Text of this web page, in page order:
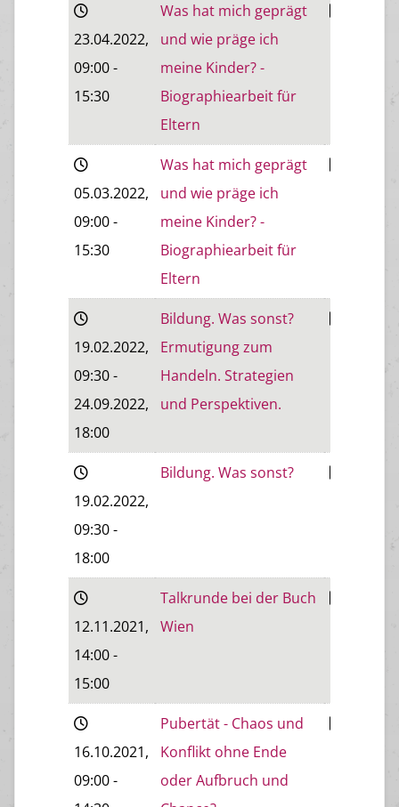
23.04.2022,
09:00-
15:30
Was hat mich geprägt
und wie präge ich
meine Kinder? -
Biographiearbeit für
Eltern
05.03.2022,
09:00-
15:30
Was hat mich geprägt
und wie präge ich
meine Kinder? -
Biographiearbeit für
Eltern
19.02.2022,
09:30-
24.09.2022,
18:00
Bildung. Was sonst?
Ermutigung zum
Handeln. Strategien
und Perspektiven.
19.02.2022,
09:30-
18:00
Bildung. Was sonst?
12.11.2021,
14:00-
15:00
Talkrunde bei der Buch
Wien
16.10.2021,
09:00-
Pubertät - Chaos und
Konflikt ohne Ende
oder Aufbruch und